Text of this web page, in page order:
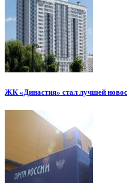
ЖК «Династия» стал лучшей